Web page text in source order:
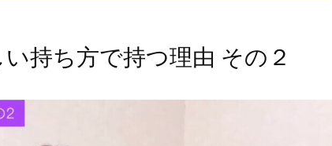
持ち方で持つ理由 その２